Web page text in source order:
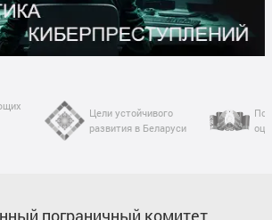
Цели устойчивого
развития в Беларуси
пограничный комитет